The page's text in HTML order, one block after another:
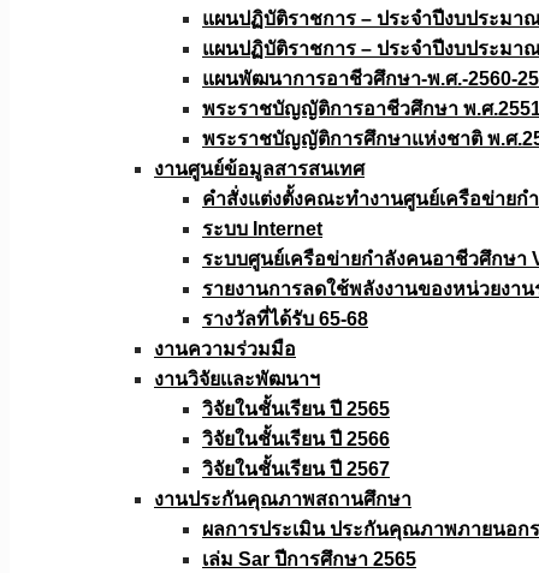
แผนปฏิบัติราชการ – ประจำปีงบประมา
แผนปฏิบัติราชการ – ประจำปีงบประมา
แผนพัฒนาการอาชีวศึกษา-พ.ศ.-2560-
พระราชบัญญัติการอาชีวศึกษา พ.ศ
พระราชบัญญัติการศึกษาแห่งชาติ พ.ศ
งานศูนย์ข้อมูลสารสนเทศ
คำสั่งแต่งตั้งคณะทำงานศูนย์เครือข่าย
ระบบ Internet
ระบบศูนย์เครือข่ายกำลังคนอาชีวศึกษา
รายงานการลดใช้พลังงานของหน่วยงา
รางวัลที่ได้รับ 65-68
งานความร่วมมือ
งานวิจัยเเละพัฒนาฯ
วิจัยในชั้นเรียน ปี 2565
วิจัยในชั้นเรียน ปี 2566
วิจัยในชั้นเรียน ปี 2567
งานประกันคุณภาพสถานศึกษา
ผลการประเมิน ประกันคุณภาพภายนอก
เล่ม Sar ปีการศึกษา 2565